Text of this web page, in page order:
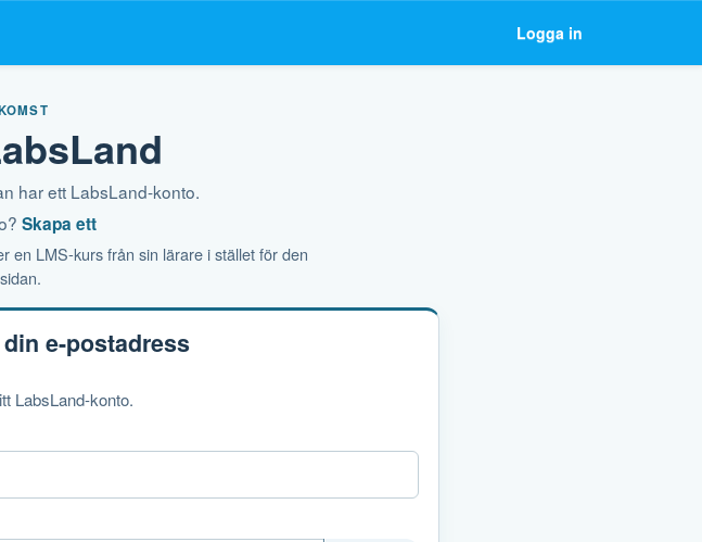
Logga in
har ett LabsLand-konto.
Skapa ett
en LMS-kurs från sin lärare i stället för den
e-postadress
LabsLand-konto.